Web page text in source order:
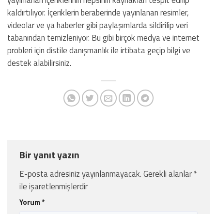
kaldırtılıyor. İçeriklerin beraberinde yayınlanan resimler,
videolar ve ya haberler gibi paylaşımlarda sildirilip veri
tabanından temizleniyor. Bu gibi birçok medya ve internet
probleri için distile danışmanlık ile irtibata geçip bilgi ve
destek alabilirsiniz.
Bir yanıt yazın
E-posta adresiniz yayınlanmayacak.Gerekli alanlar*
ile işaretlenmişlerdir
Yorum *